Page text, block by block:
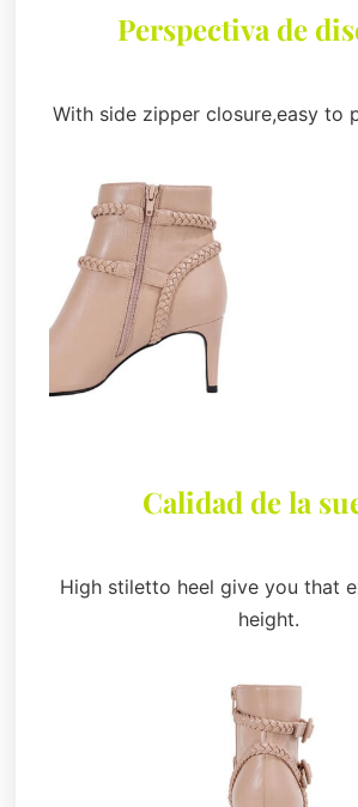
Perspectiva de
With side zipper closure,easy to
Calidad de la
High stiletto heel give you that
height.